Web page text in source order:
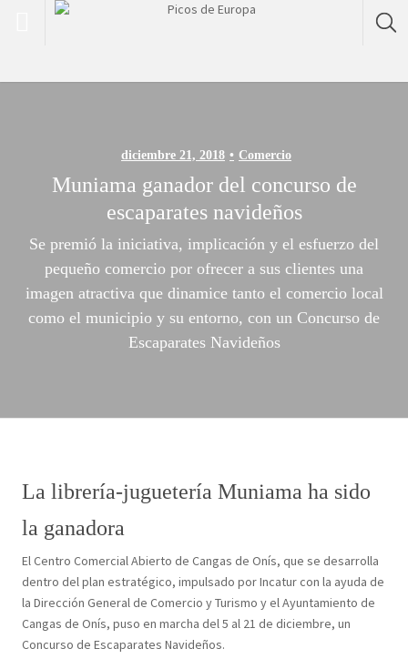
diciembre 21, 2018 Comercio
Muniama ganador del concurso de
escaparates navideños
Se premió la iniciativa, implicación y el esfuerzo del
pequeño comercio por ofrecer a sus clientes una
imagen atractiva que dinamice tanto el comercio local
como el municipio y su entorno, con un Concurso de
Escaparates Navideños
La librería-juguetería Muniama ha sido
la ganadora
El Centro Comercial Abierto de Cangas de Onís, que se desarrolla
dentro del plan estratégico, impulsado por Incatur con la ayuda de
la Dirección General de Comercio y Turismo y el Ayuntamiento de
Cangas de Onís, puso en marcha del 5 al 21 de diciembre, un
Concurso de Escaparates Navideños.